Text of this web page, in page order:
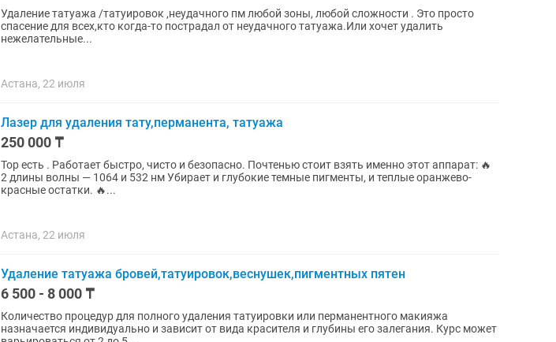
Удаление татуажа /татуировок ,неудачного пм любой зоны, любой сложности . Это просто
спасение для всех,кто когда-то пострадал от неудачного татуажа.Или хочет удалить
нежелательные...
Астана, 22 июля
Лазер для удаления тату,перманента, татуажа
250 000 ₸
Тор есть . Работает быстро, чисто и безопасно. Почтенью стоит взять именно этот аппарат: 🔥
2 длины волны — 1064 и 532 нм Убирает и глубокие темные пигменты, и теплые оранжево-
красные остатки. 🔥...
Астана, 22 июля
Удаление татуажа бровей,татуировок,веснушек,пигментных пятен
6 500 - 8 000 ₸
Количество процедур для полного удаления татуировки или перманентного макияжа
назначается индивидуально и зависит от вида красителя и глубины его залегания. Курс может